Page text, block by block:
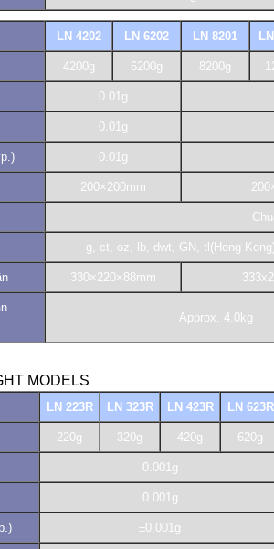
LN 4202 LN 6202 LN 8201
4200g 6200g 8200g
0.01g
0.01g
0.01g
200×200mm
g, ct, oz, lb, dwt, GN, tl(Hong
330×220×88mm
Approx. 4.0kg
MODELS
LN 223R LN 323R LN 423R LN 623R
220g 320g 420g 620g
0.001g
0.001g
±0.001g